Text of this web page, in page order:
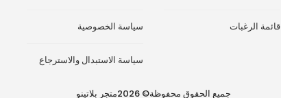
سياسة الخصوصية
سياسة الاستبدال والاسترجاع
قائمة الرغبات
جميع الحقوق محفوظة© 2026متجر بلاتينو